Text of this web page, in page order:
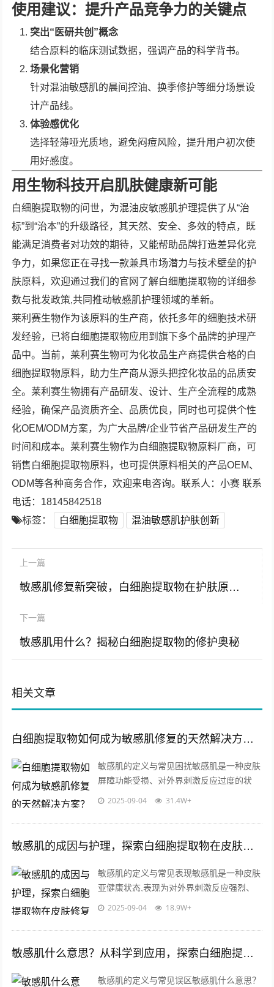
使用建议：提升产品竞争力的关键点
突出“医研共创”概念
结合原料的临床测试数据，强调产品的科学背书。
场景化营销
针对混油敏感肌的晨间控油、换季修护等细分场景设
计产品线。
体验感优化
选择轻薄哑光质地，避免闷痘风险，提升用户初次使
用好感度。
用生物科技开启肌肤健康新可能
白细胞提取物的问世，为混油皮敏感肌护理提供了从“治
标”到“治本”的升级路径，其天然、安全、多效的特点，既
能满足消费者对功效的期待，又能帮助品牌打造差异化竞
争力，如果您正在寻找一款兼具市场潜力与技术壁垒的护
肤原料，欢迎通过我们的官网了解白细胞提取物的详细参
数与批发政策,共同推动敏感肌护理领域的革新。
莱利赛生物作为该原料的生产商，依托多年的细胞技术研
发经验，已将白细胞提取物应用到旗下多个品牌的护理产
品中。当前，莱利赛生物可为化妆品生产商提供合格的白
细胞提取物原料，助力生产商从源头把控化妆品的品质安
全。莱利赛生物拥有产品研发、设计、生产全流程的成熟
经验，确保产品资质齐全、品质优良，同时也可提供个性
化OEM/ODM方案，为广大品牌/企业节省产品研发生产的
时间和成本。莱利赛生物作为白细胞提取物原料厂商，可
销售白细胞提取物原料，也可提供原料相关的产品OEM、
ODM等各种商务合作，欢迎来电咨询。联系人：小赛 联系
电话：18145842518
标签：
白细胞提取物 混油敏感肌护肤创新
上一篇
敏感肌修复新突破，白细胞提取物在护肤原料中的科学应用与批发指南
下一篇
敏感肌用什么？揭秘白细胞提取物的修护奥秘
相关文章
白细胞提取物如何成为敏感肌修复的天然解决方案？
敏感肌的定义与常见困扰敏感肌是一种皮肤
屏障功能受损、对外界刺激反应过度的状
态，这类肌肤常伴随泛红、干燥、瘙痒、刺
境...
2025-09-04 31.4W+
敏感肌的成因与护理，探索白细胞提取物在皮肤修复中的关键作用
敏感肌的定义与常见表现敏感肌是一种皮肤
亚健康状态,表现为对外界刺激反应强烈、
耐受性差的特点，与普通肌肤相比，敏感肌
2025-09-04 18.9W+
敏感肌什么意思？从科学到应用，探索白细胞提取物的护肤革命
敏感肌的定义与常见误区敏感肌什么意思？